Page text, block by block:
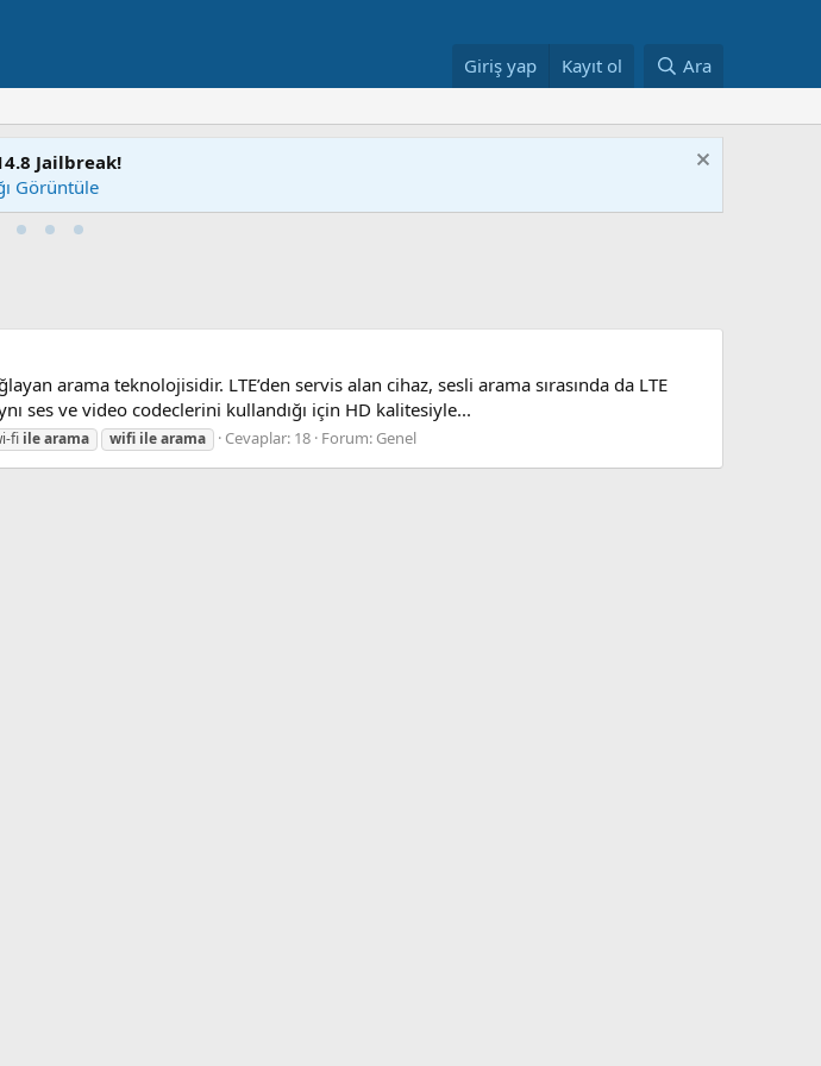
Giriş yap Kayıt ol Ara
Jailbreak!
Görüntüle
arama teknolojisidir. LTE’den servis alan cihaz, sesli arama sırasında da LTE
ses ve video codeclerini kullandığı için HD kalitesiyle...
fi ilearama wifi ilearama Cevaplar: 18 Forum: Genel